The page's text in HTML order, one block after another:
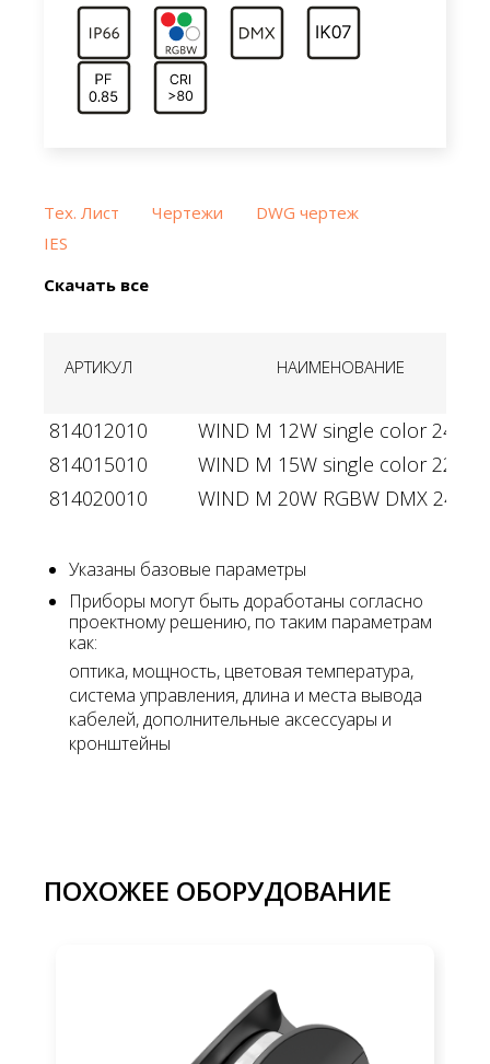
Тех. Лист Чертежи
DWG чертеж
IES
Скачать все
АРТИКУЛ НАИМЕНОВАНИЕ
814012010
WIND M 12W single color 24V
814015010
WIND M 15W single color 220V
814020010
WIND M 20W RGBW DMX 24V
Указаны базовые параметры
Приборы могут быть доработаны согласно
проектному решению, по таким параметрам
как:
оптика, мощность, цветовая температура,
система управления, длина и места вывода
кабелей, дополнительные аксессуары и
кронштейны
ПОХОЖЕЕ ОБОРУДОВАНИЕ